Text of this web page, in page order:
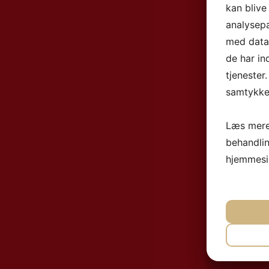
kan
med
de har
Læs